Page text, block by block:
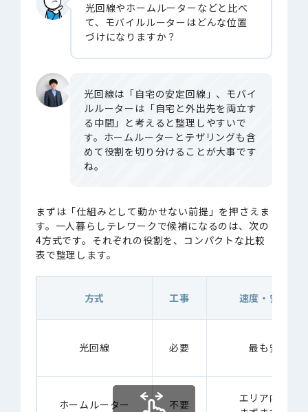
光回線やホームルーターなどと比べ
て、モバイルルーターはどんな位置
づけになりますか？
光回線は「自宅の安定回線」、モバイ
ルルーターは「自宅と外出先を両立す
る中間」と考えると整理しやすいで
す。ホームルーターとテザリングも含
めて役割を切り分けることが大事です
ね。
まずは「仕組みとして動かせない前提」を押さえま
す。一人暮らしテレワークで候補になるのは、次の
4方式です。それぞれの役割を、コンパクトな比較
表で整理します。
方式 工事 速度・安定性
光回線 必要 最も安定
ホームルーター 不要
エリア内なら